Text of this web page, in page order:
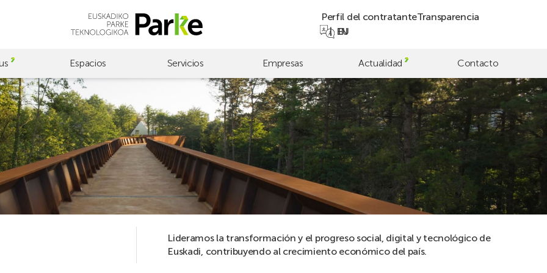
Perfil del contratanteTransparencia
EU
EN
Espacios Servicios Empresas Actualidad Contacto
Lideramos la transformación y el progreso social, digital y tecnológico de
Euskadi, contribuyendo al crecimiento económico del país.